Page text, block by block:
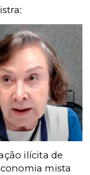
ilícita de
mista